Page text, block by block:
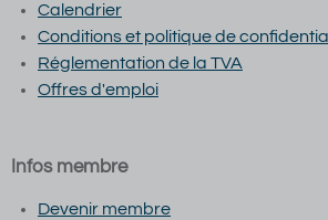
Calendrier
Conditions et politique de
Réglementation de la TVA
Offres d'emploi
Infos membre
Devenir membre